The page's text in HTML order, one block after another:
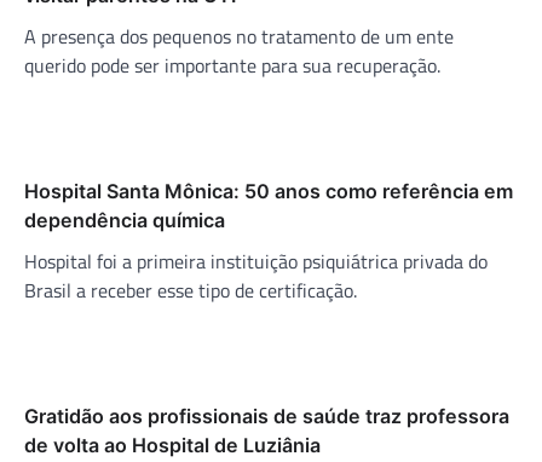
A presença dos pequenos no tratamento de um ente
querido pode ser importante para sua recuperação.
Hospital Santa Mônica: 50 anos como referência em
dependência química
Hospital foi a primeira instituição psiquiátrica privada do
Brasil a receber esse tipo de certificação.
Gratidão aos profissionais de saúde traz professora
de volta ao Hospital de Luziânia